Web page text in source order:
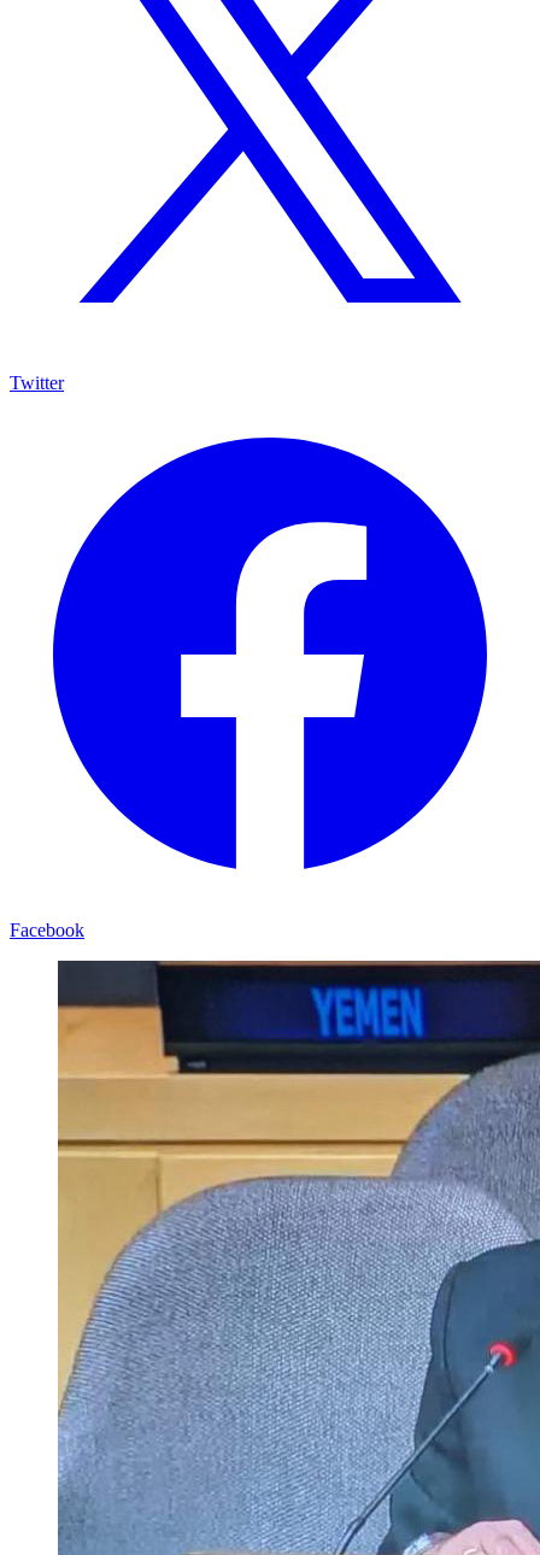
Twitter
Facebook